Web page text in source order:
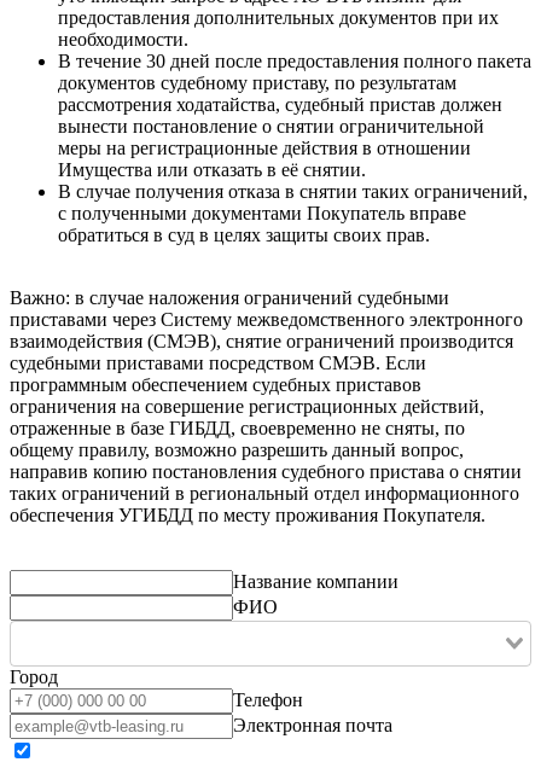
предоставления дополнительных документов при их
необходимости.
В течение 30 дней после предоставления полного пакета
документов судебному приставу, по результатам
рассмотрения ходатайства, судебный пристав должен
вынести постановление о снятии ограничительной
меры на регистрационные действия в отношении
Имущества или отказать в её снятии.
В случае получения отказа в снятии таких ограничений,
с полученными документами Покупатель вправе
обратиться в суд в целях защиты своих прав.
Важно: в случае наложения ограничений судебными
приставами через Систему межведомственного электронного
взаимодействия (СМЭВ), снятие ограничений производится
судебными приставами посредством СМЭВ. Если
программным обеспечением судебных приставов
ограничения на совершение регистрационных действий,
отраженные в базе ГИБДД, своевременно не сняты, по
общему правилу, возможно разрешить данный вопрос,
направив копию постановления судебного пристава о снятии
таких ограничений в региональный отдел информационного
обеспечения УГИБДД по месту проживания Покупателя.
Название компании
ФИО
Город
Телефон
Электронная почта